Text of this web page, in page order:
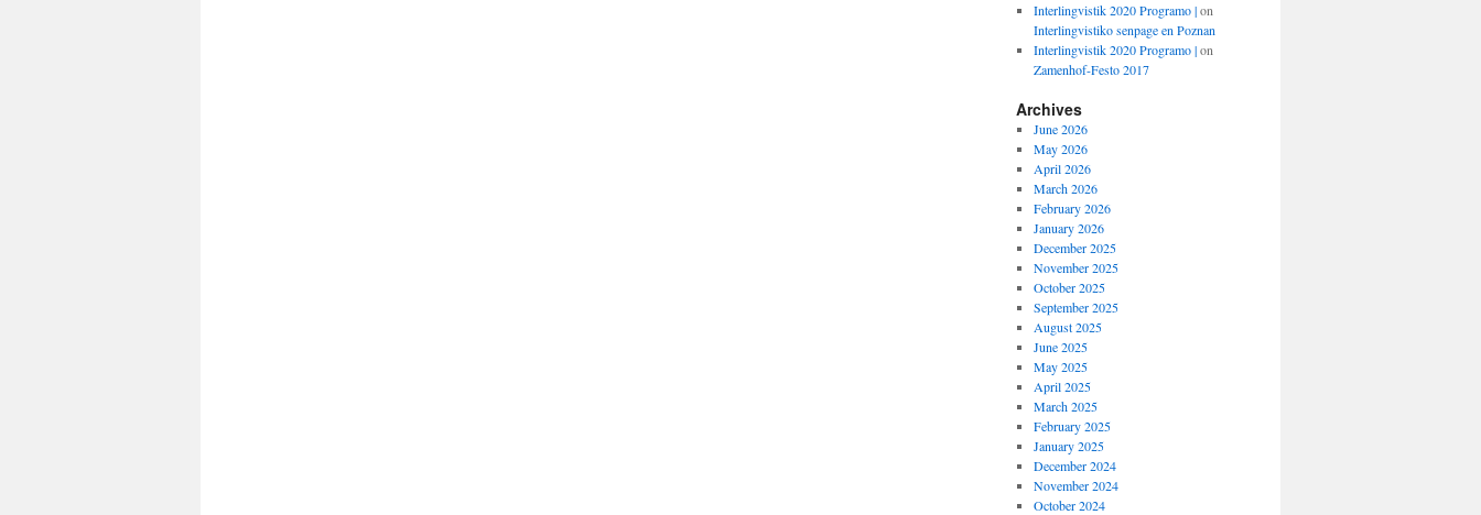
Interlingvistik 2020 Programo |on
Interlingvistiko senpage en Poznan
Interlingvistik 2020 Programo |on
Zamenhof-Festo 2017
Archives
June 2026
May 2026
April 2026
March 2026
February 2026
January 2026
December 2025
November 2025
October 2025
September 2025
August 2025
June 2025
May 2025
April 2025
March 2025
February 2025
January 2025
December 2024
November 2024
October 2024